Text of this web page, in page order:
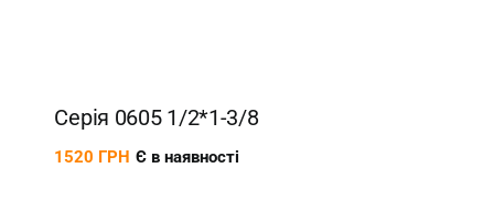
Серія 0605 1/2*1-3/8
1520 ГРН Є в наявності